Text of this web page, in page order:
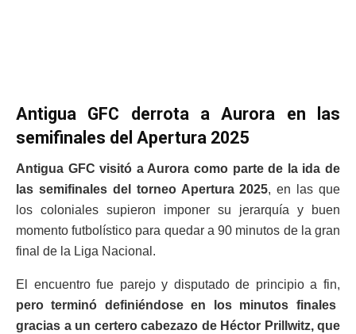
Antigua GFC derrota a Aurora en las
semifinales del Apertura 2025
Antigua GFC visitó a Aurora como parte de la ida de
las semifinales del torneo Apertura 2025, en las que
los coloniales supieron imponer su jerarquía y buen
momento futbolístico para quedar a 90 minutos de la gran
final de la Liga Nacional.
El encuentro fue parejo y disputado de principio a fin,
pero terminó definiéndose en los minutos finales
gracias a un certero cabezazo de Héctor Prillwitz, que